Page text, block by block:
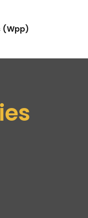
(Wpp)